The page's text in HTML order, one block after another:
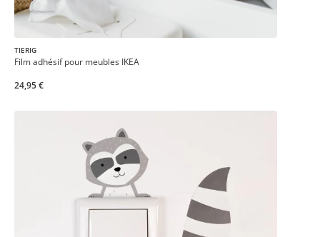
TIERIG
Film adhésif pour meubles IKEA
24,95 €